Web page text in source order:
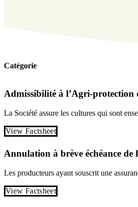
Catégorie
Admissibilité à l’Agri-protection
La Société assure les cultures qui sont
View Factsheet
Annulation à brève échéance de
Les producteurs ayant souscrit une
View Factsheet